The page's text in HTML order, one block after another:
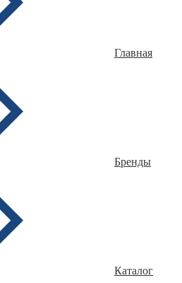
Главная
Бренды
Каталог